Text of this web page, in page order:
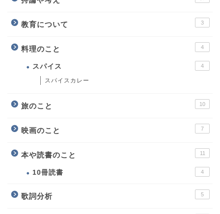
教育について 3
料理のこと 4
スパイス 4
スパイスカレー
旅のこと 10
映画のこと 7
本や読書のこと 11
10冊読書 4
歌詞分析 5